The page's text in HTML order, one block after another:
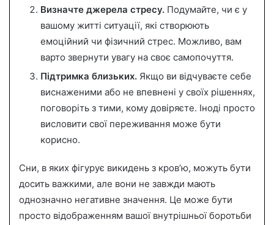
Визначте джерела стресу. Подумайте, чи є у
вашому житті ситуації, які створюють
емоційний чи фізичний стрес. Можливо, вам
варто звернути увагу на своє самопочуття.
Підтримка близьких. Якщо ви відчуваєте себе
виснаженими або не впевнені у своїх рішеннях,
поговоріть з тими, кому довіряєте. Іноді просто
висловити свої переживання може бути
корисно.
Сни, в яких фігурує викидень з кров’ю, можуть бути
досить важкими, але вони не завжди мають
однозначно негативне значення. Це може бути
просто відображенням вашої внутрішньої боротьби